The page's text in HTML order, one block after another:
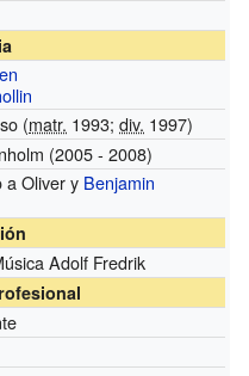
(matr. 1993;div. 1997)
(2005 - 2008)
a Oliver y Benjamin
Adolf Fredrik